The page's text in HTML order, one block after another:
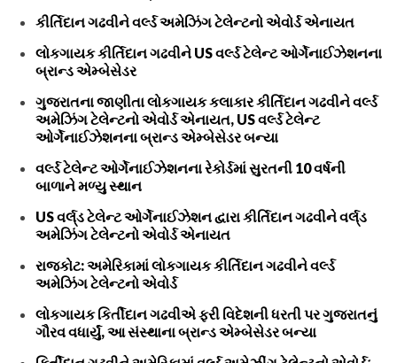
કીર્તિદાન ગઢવીને વર્લ્ડ અમેઝિંગ ટેલેન્ટનો એવોર્ડ એનાયત
લોકગાયક કીર્તિદાન ગઢવીને US વર્લ્ડ ટેલેન્ટ ઓર્ગેનાઈઝેશનના
બ્રાન્ડ એમ્બેસેડર
ગુજરાતના જાણીતા લોકગાયક કલાકાર કીર્તિદાન ગઢવીને વર્લ્ડ
અમેઝિંગ ટેલેન્ટનો એવોર્ડ એનાયત, US વર્લ્ડ ટેલેન્ટ
ઓર્ગેનાઈઝેશનના બ્રાન્ડ એમ્બેસેડર બન્યા
વર્લ્ડ ટેલેન્ટ ઓર્ગેનાઈઝેશનના રેકોર્ડમાં સુરતની 10 વર્ષની
બાળાને મળ્યુ સ્થાન
US વર્લ્‌ડ ટેલેન્ટ ઓર્ગેનાઈઝેશન દ્વારા કીર્તિદાન ગઢવીને વર્લ્‌ડ
અમેઝિંગ ટેલેન્ટનો એવોર્ડ એનાયત
રાજકોટ: અમેરિકામાં લોકગાયક કીર્તિદાન ગઢવીને વર્લ્ડ
અમેઝિંગ ટેલેન્ટનો એવોર્ડ
લોકગાયક કિર્તીદાન ગઢવીએ ફરી વિદેશની ધરતી પર ગુજરાતનું
ગૌરવ વધાર્યું, આ સંસ્થાના બ્રાન્ડ એમ્બેસેડર બન્યા